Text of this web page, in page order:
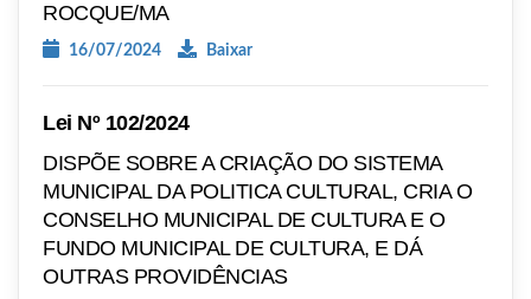
ROCQUE/MA
16/07/2024 Baixar
Lei Nº 102/2024
DISPÕE SOBRE A CRIAÇÃO DO SISTEMA
MUNICIPAL DA POLITICA CULTURAL, CRIA O
CONSELHO MUNICIPAL DE CULTURA E O
FUNDO MUNICIPAL DE CULTURA, E DÁ
OUTRAS PROVIDÊNCIAS